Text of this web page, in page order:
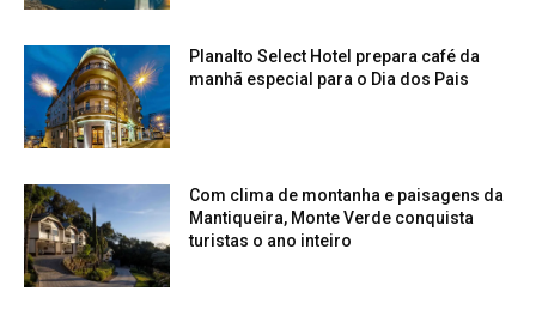
Planalto Select Hotel prepara café da
manhã especial para o Dia dos Pais
Com clima de montanha e paisagens da
Mantiqueira, Monte Verde conquista
turistas o ano inteiro